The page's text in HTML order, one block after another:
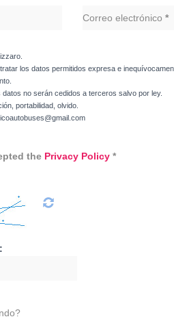
Correo electrónico *
los datos permitidos expresa e
no serán cedidos a terceros salvo por ley.
portabilidad, olvido.
the Privacy Policy *